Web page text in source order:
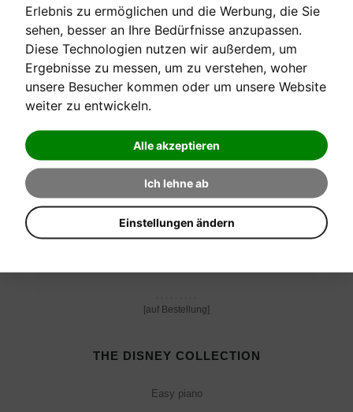
Erlebnis zu ermöglichen und die Werbung, die Sie
sehen, besser an Ihre Bedürfnisse anzupassen.
Diese Technologien nutzen wir außerdem, um
Ergebnisse zu messen, um zu verstehen, woher
unsere Besucher kommen oder um unsere Website
weiter zu entwickeln.
Alle akzeptieren
Ich lehne ab
Einstellungen ändern
DIE JAZZMETHODE FÜR KLAVIER BD.1
Voicings, Akkorde, Begleitung Klaus Ignatzek
Verkaufspreis:
35,40 €
[auf Bestellung]
THE DISNEY COLLECTION
Easy piano